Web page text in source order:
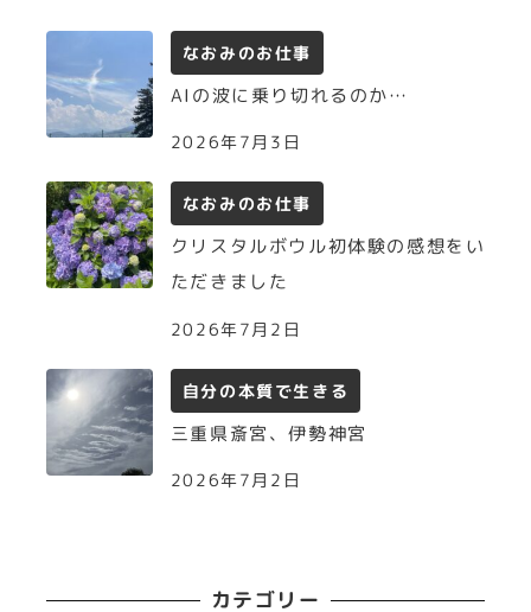
なおみのお仕事
AIの波に乗り切れるのか…
2026年7月3日
なおみのお仕事
クリスタルボウル初体験の感想をい
ただきました
2026年7月2日
自分の本質で生きる
三重県斎宮、伊勢神宮
2026年7月2日
カテゴリー